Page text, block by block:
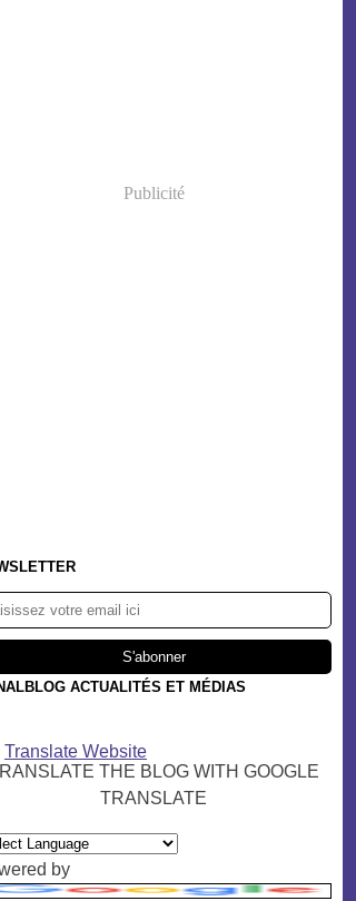
Publicité
ACTUALITÉS ET MÉDIAS
Translate Website
THE BLOG WITH GOOGLE
TRANSLATE
by